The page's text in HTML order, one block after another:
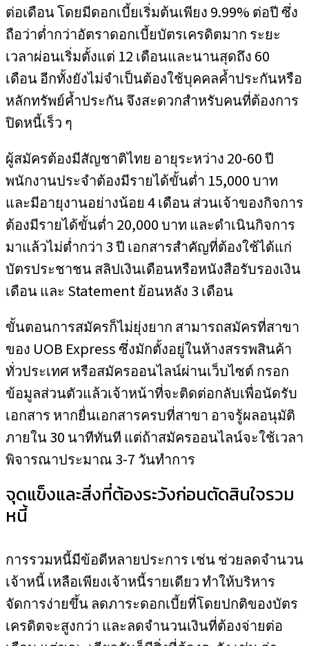
ต่อเดือน โดยมีดอกเบี้ยเริ่มต้นเพียง 9.99% ต่อปี ซึ่ง
ถือว่าต่ำกว่าอัตราดอกเบี้ยบัตรเครดิตมาก ระยะ
เวลาผ่อนเริ่มตั้งแต่ 12 เดือนและนานสุดถึง 60
เดือน อีกทั้งยังไม่จำเป็นต้องใช้บุคคลค้ำประกันหรือ
หลักทรัพย์ค้ำประกัน จึงสะดวกสำหรับคนที่ต้องการ
ปิดหนี้เร็ว ๆ
ผู้สมัครต้องมีสัญชาติไทย อายุระหว่าง 20-60 ปี
พนักงานประจำต้องมีรายได้ขั้นต่ำ 15,000 บาท
และมีอายุงานอย่างน้อย 4 เดือน ส่วนเจ้าของกิจการ
ต้องมีรายได้ขั้นต่ำ 20,000 บาท และดำเนินกิจการ
มาแล้วไม่ต่ำกว่า 3 ปี เอกสารสำคัญที่ต้องใช้ได้แก่
บัตรประชาชน สลิปเงินเดือนหรือหนังสือรับรองเงิน
เดือน และ Statement ย้อนหลัง 3 เดือน
ขั้นตอนการสมัครก็ไม่ยุ่งยาก สามารถสมัครที่สาขา
ของ UOB Express ซึ่งมักตั้งอยู่ในห้างสรรพสินค้า
ทั่วประเทศ หรือสมัครออนไลน์ผ่านเว็บไซต์ กรอก
ข้อมูลส่วนตัวแล้วเจ้าหน้าที่จะติดต่อกลับเพื่อนัดรับ
เอกสาร หากยื่นเอกสารครบที่สาขา อาจรู้ผลอนุมัติ
ภายใน 30 นาทีทันที แต่ถ้าสมัครออนไลน์จะใช้เวลา
พิจารณาประมาณ 3-7 วันทำการ
จุดแข็งและสิ่งที่ต้องระวังก่อนตัดสินใจรวม
หนี้
การรวมหนี้มีข้อดีหลายประการ เช่น ช่วยลดจำนวน
เจ้าหนี้ เหลือเพียงเจ้าหนี้รายเดียว ทำให้บริหาร
จัดการง่ายขึ้น ลดภาระดอกเบี้ยที่โดยปกติของบัตร
เครดิตจะสูงกว่า และลดจำนวนเงินที่ต้องจ่ายต่อ